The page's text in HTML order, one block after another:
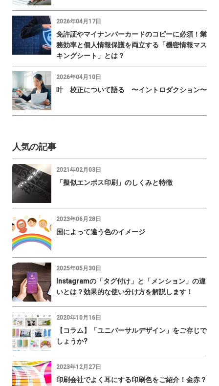
2026年04月17日
免許証やマイナンバーカードのコピーに必須！業
務効率と個人情報保護を両立する「機密情報マス
キングシート」とは？
2026年04月10日
叶 校正について語る 〜イントロダクション〜
人気の記事
2021年02月03日
「擬似エンボス印刷」のしくみと特徴
2023年06月28日
国によって違う色のイメージ
2025年05月30日
Instagramの「タグ付け」と「メンション」の違
いとは？効果的な使い分け方を解説します！
2020年10月16日
【コラム】「ユニバーサルデザイン」をご存じで
しょうか?
2023年12月27日
印刷会社でよく耳にする印刷色をご紹介！金赤？